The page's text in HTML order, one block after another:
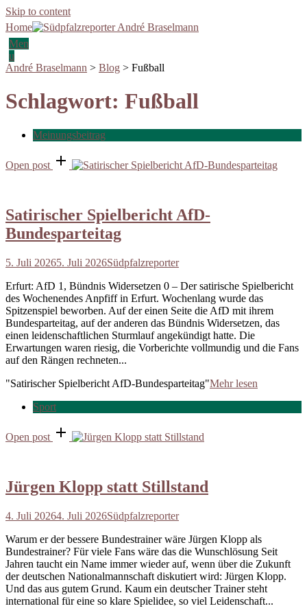
Skip to content
Home
Men
u
André Braselmann > Blog > Fußball
Schlagwort: Fußball
Meinungsbeitrag
Open post
Satirischer Spielbericht AfD-
Bundesparteitag
5. Juli 20265. Juli 2026Südpfalzreporter
Erfurt: AfD 1, Bündnis Widersetzen 0 – Der satirische Spielbericht
des Wochenendes Anpfiff in Erfurt. Wochenlang wurde das
Spitzenspiel beworben. Auf der einen Seite die AfD mit ihrem
Bundesparteitag, auf der anderen das Bündnis Widersetzen, das
einen leidenschaftlichen Sturmlauf angekündigt hatte. Die
Erwartungen waren riesig, die Vorberichte vollmundig und die Fans
auf den Rängen rechneten...
"Satirischer Spielbericht AfD-Bundesparteitag"Mehr lesen
Sport
Open post
Jürgen Klopp statt Stillstand
4. Juli 20264. Juli 2026Südpfalzreporter
Warum er der bessere Bundestrainer wäre Jürgen Klopp als
Bundestrainer? Für viele Fans wäre das die Wunschlösung Seit
Jahren taucht ein Name immer wieder auf, wenn über die Zukunft
der deutschen Nationalmannschaft diskutiert wird: Jürgen Klopp.
Und das aus gutem Grund. Kaum ein deutscher Trainer steht
international für eine so klare Spielidee, so viel Leidenschaft...